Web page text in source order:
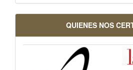
QUIENES NOS